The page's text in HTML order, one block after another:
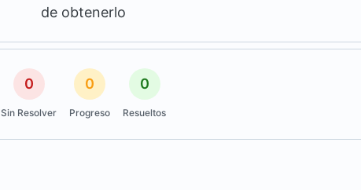
de obtenerlo
0
Sin Resolver
0
Progreso
0
Resueltos